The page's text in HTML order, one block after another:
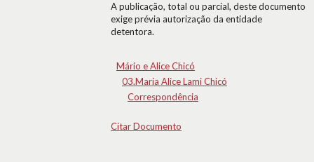
A publicação, total ou parcial, deste documento
exige prévia autorização da entidade
detentora.
Mário e Alice Chicó
03.Maria Alice Lami Chicó
Correspondência
Citar Documento